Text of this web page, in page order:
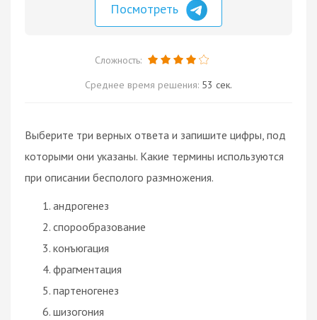
Посмотреть
Сложность:
Среднее время решения: 53 сек.
Выберите три верных ответа и запишите цифры, под
которыми они указаны. Какие термины используются
при описании бесполого размножения.
андрогенез
спорообразование
конъюгация
фрагментация
партеногенез
шизогония